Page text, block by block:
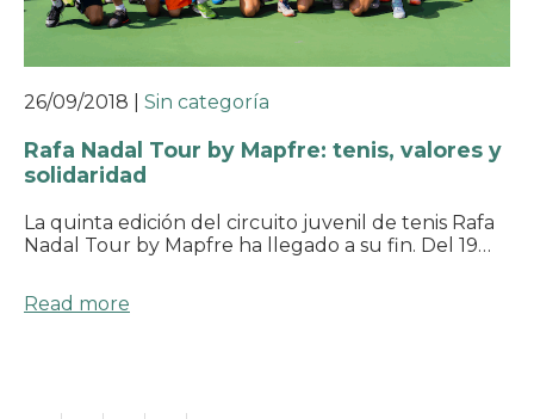
26/09/2018 Sin categoría
Rafa Nadal Tour by Mapfre: tenis, valores y
solidaridad
La quinta edición del circuito juvenil de tenis Rafa
Nadal Tour by Mapfre ha llegado a su fin. Del 19…
Read more